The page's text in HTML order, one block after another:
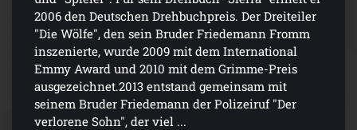
2006 den Deutschen Drehbuchpreis. Der Dreiteiler
"Die Wölfe", den sein Bruder Friedemann Fromm
inszenierte, wurde 2009 mit dem International
Emmy Award und 2010 mit dem Grimme-Preis
ausgezeichnet.2013 entstand gemeinsam mit
seinem Bruder Friedemann der Polizeiruf "Der
verlorene Sohn", der viel ...